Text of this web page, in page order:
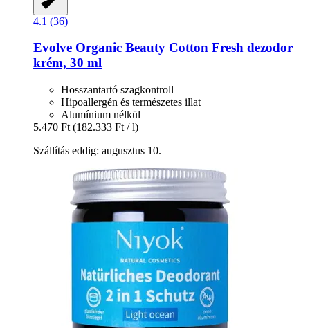
4.1 (36)
Evolve Organic Beauty Cotton Fresh dezodor
krém, 30 ml
Hosszantartó szagkontroll
Hipoallergén és természetes illat
Alumínium nélkül
5.470 Ft (182.333 Ft / l)
Szállítás eddig: augusztus 10.